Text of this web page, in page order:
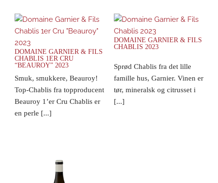
DOMAINE GARNIER & FILS
CHABLIS 1ER CRU
“BEAUROY” 2023
Smuk, smukkere, Beauroy!
Top-Chablis fra topproducent
Beauroy 1’er Cru Chablis er
en perle [...]
DOMAINE GARNIER & FILS
CHABLIS 2023
Sprød Chablis fra det lille
famille hus, Garnier. Vinen er
tør, mineralsk og citrusset i
[...]